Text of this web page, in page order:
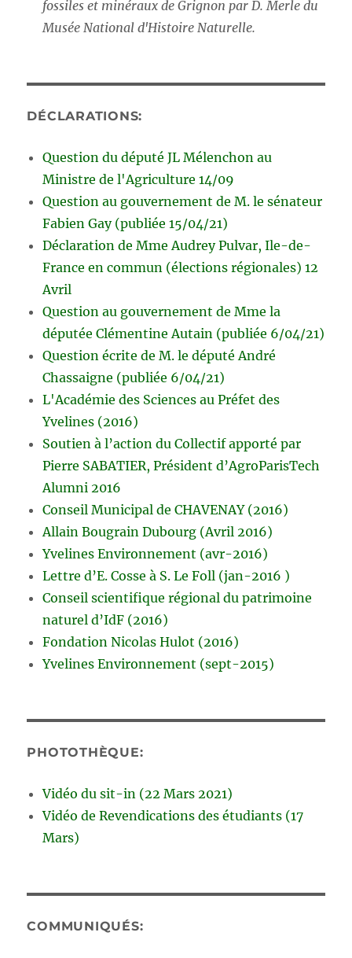
fossiles et minéraux de Grignon par D. Merle du
Musée National d'Histoire Naturelle.
DÉCLARATIONS:
Question du député JL Mélenchon au
Ministre de l'Agriculture 14/09
Question au gouvernement de M. le sénateur
Fabien Gay (publiée 15/04/21)
Déclaration de Mme Audrey Pulvar, Ile-de-
France en commun (élections régionales) 12
Avril
Question au gouvernement de Mme la
députée Clémentine Autain (publiée 6/04/21)
Question écrite de M. le député André
Chassaigne (publiée 6/04/21)
L'Académie des Sciences au Préfet des
Yvelines (2016)
Soutien à l’action du Collectif apporté par
Pierre SABATIER, Président d’AgroParisTech
Alumni 2016
Conseil Municipal de CHAVENAY (2016)
Allain Bougrain Dubourg (Avril 2016)
Yvelines Environnement (avr-2016)
Lettre d’E. Cosse à S. Le Foll (jan-2016 )
Conseil scientifique régional du patrimoine
naturel d’IdF (2016)
Fondation Nicolas Hulot (2016)
Yvelines Environnement (sept-2015)
PHOTOTHÈQUE:
Vidéo du sit-in (22 Mars 2021)
Vidéo de Revendications des étudiants (17
Mars)
COMMUNIQUÉS: